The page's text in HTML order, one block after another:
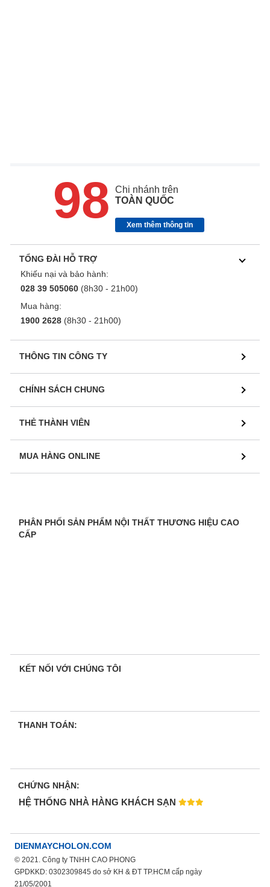
98
Chi nhánh trên
TOÀN QUỐC
Xem thêm thông tin
TỔNG ĐÀI HỖ TRỢ
Khiếu nại và bảo hành:
028 39 505060 (8h30 - 21h00)
Mua hàng:
1900 2628 (8h30 - 21h00)
THÔNG TIN CÔNG TY
CHÍNH SÁCH CHUNG
THẺ THÀNH VIÊN
MUA HÀNG ONLINE
PHÂN PHỐI SẢN PHẨM NỘI THẤT THƯƠNG HIỆU CAO
CẤP
HỆ THỐNG NHÀ HÀNG KHÁCH SẠN
KẾT NỐI VỚI CHÚNG TÔI
THANH TOÁN:
CHỨNG NHẬN:
DIENMAYCHOLON.COM
© 2021. Công ty TNHH CAO PHONG
GPDKKD: 0302309845 do sở KH & ĐT TP.HCM cấp ngày
21/05/2001